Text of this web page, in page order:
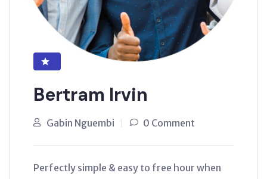
Bertram Irvin
Gabin Nguembi 0 Comment
Perfectly simple & easy to free hour when